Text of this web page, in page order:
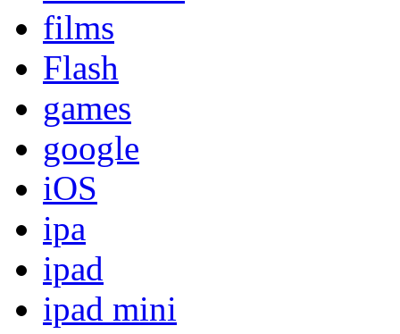
films
Flash
games
google
iOS
ipa
ipad
ipad mini